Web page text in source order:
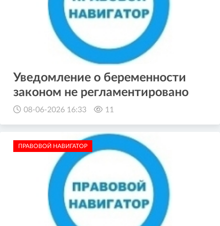
Уведомление о беременности
законом не регламентировано
08-06-2026 16:33 11
ПРАВОВОЙ НАВИГАТОР